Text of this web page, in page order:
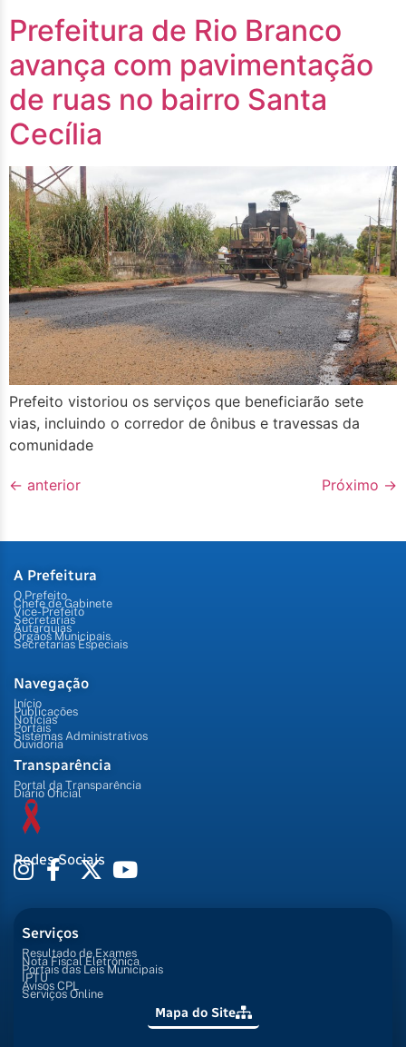
Prefeitura de Rio Branco
avança com pavimentação
de ruas no bairro Santa
Cecília
Prefeito vistoriou os serviços que beneficiarão sete
vias, incluindo o corredor de ônibus e travessas da
comunidade
← anterior Próximo →
A Prefeitura
O Prefeito
Chefe de Gabinete
Vice-Prefeito
Secretarias
Autarquias
Órgãos Municipais
Secretarias Especiais
Navegação
Início
Publicações
Notícias
Portais
Sistemas Administrativos
Ouvidoria
Transparência
Portal da Transparência
Diário Oficial
Redes Sociais
Serviços
Resultado de Exames
Nota Fiscal Eletrônica
Portais das Leis Municipais
IPTU
Avisos CPL
Serviços Online
Mapa do Site